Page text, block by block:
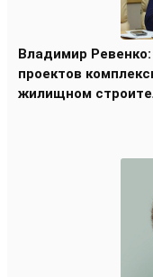
Владимир
проектов
жилищном